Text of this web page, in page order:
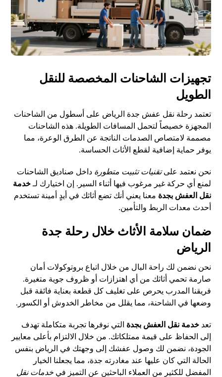
تجهيزات الشاحنات المخصصة للنقل
الطويل
تعتمد رحلة نقل عفش جدة الرياض على أسطول من الشاحنات
المجهزة خصيصاً لتحمل المسافات الطويلة. هذه الشاحنات
مصممة لامتصاص الصدمات الناتجة عن الطرق الوعرة، مما
يوفر حماية إضافية لقطع الأثاث الحساسة.
نحن نعتمد علىتقنيات تثبيت متطورة داخل صناديق الشاحنات
لمنع أي حركة غير مرغوب فيها أثناء السير. إن اختيارك لـخدمة
نقل العفش بجدة معنا يعني أنك تضع أثاثك في أيدٍ أمينة تستخدم
أحدث معدات الربط والتأمين.
ضمان سلامة الأثاث خلال رحلة جدة
الرياض
نحن نضمن لك راحة البال من خلال اتباع بروتوكولات أمان
صارمة تحمي أثاثك من أي اهتزازات أو ظروف جوية متغيرة.
فريقنا المدرب يحرص على تغليف كل قطعة بعناية فائقة قبل
وضعها في الشاحنة، مما يقلل من مخاطر الخدوش أو الكسور.
تعدخدمة نقل العفش بجدة التي نوفرها تجربة متكاملة تهدف
إلى الحفاظ على قيمة ممتلكاتك. من خلال الالتزام بأعلى معايير
الجودة، نضمن لك وصول عفشك إلى وجهتك في الرياض بنفس
الحالة التي كان عليها عند مغادرته جدة، مما يجعلنا الخيار
المفضل للكثير من العملاء الباحثين عن التميز فيخدمات نقل